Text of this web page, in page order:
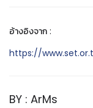
อ้างอิงจาก :
https://
BY : ArMs